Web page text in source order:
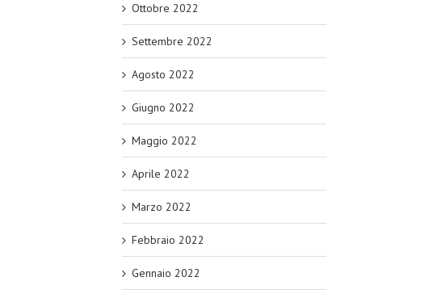
Ottobre 2022
Settembre 2022
Agosto 2022
Giugno 2022
Maggio 2022
Aprile 2022
Marzo 2022
Febbraio 2022
Gennaio 2022